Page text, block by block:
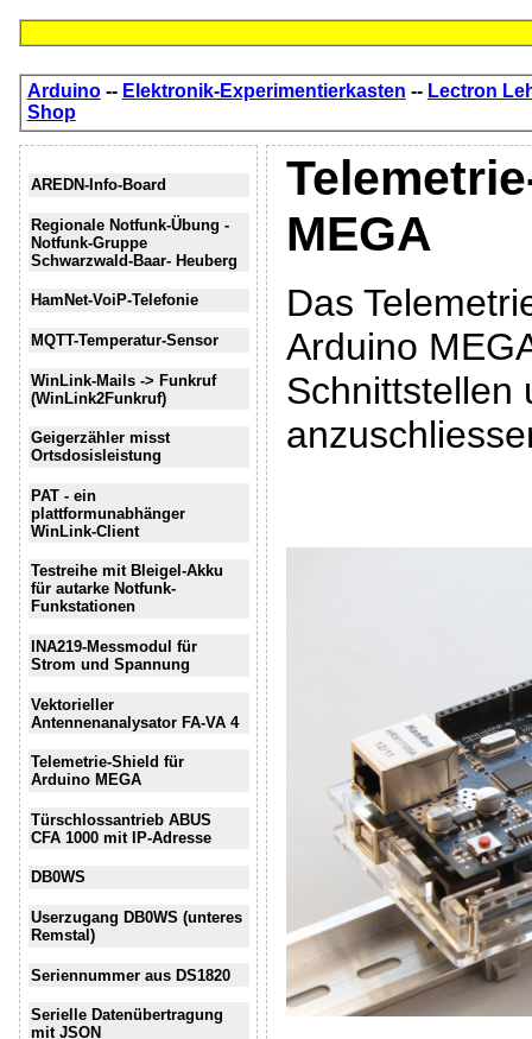
Arduino-- Elektronik-Experimentierkasten -- Lectron
Shop
AREDN-Info-Board
Regionale Notfunk-Übung -
Notfunk-Gruppe
Schwarzwald-Baar- Heuberg
HamNet-VoiP-Telefonie
MQTT-Temperatur-Sensor
WinLink-Mails -> Funkruf
(WinLink2Funkruf)
Geigerzähler misst
Ortsdosisleistung
PAT - ein
plattformunabhänger
WinLink-Client
Testreihe mit Bleigel-Akku
für autarke Notfunk-
Funkstationen
INA219-Messmodul für
Strom und Spannung
Vektorieller
Antennenanalysator FA-VA 4
Telemetrie-Shield für
Arduino MEGA
Türschlossantrieb ABUS
CFA 1000 mit IP-Adresse
DB0WS
Userzugang DB0WS (unteres
Remstal)
Seriennummer aus DS1820
Serielle Datenübertragung
mit JSON
MEGA
Das
Arduino
Schnittstellen